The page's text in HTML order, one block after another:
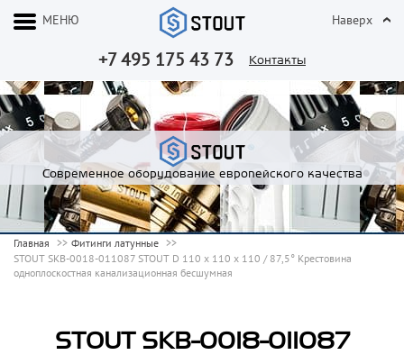
+7 495 175 43 73 Контакты
МЕНЮ Наверх
Современное оборудование европейского качества
Главная
Фитинги латунные
STOUT SKB-0018-011087 STOUT D 110 х 110 х 110 / 87,5° Крестовина
одноплоскостная канализационная бесшумная
STOUT SKB-0018-011087